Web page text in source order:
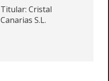
Titular: Cristal
Canarias S.L.